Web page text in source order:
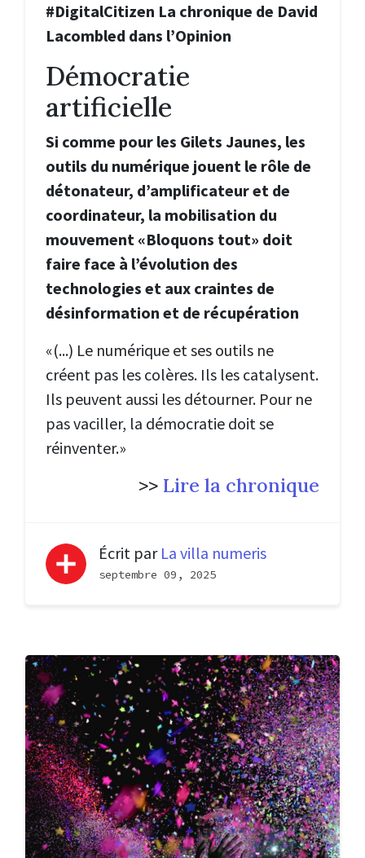
#DigitalCitizen La chronique de David
Lacombled dans l’Opinion
Démocratie
artificielle
Si comme pour les Gilets Jaunes, les
outils du numérique jouent le rôle de
détonateur, d’amplificateur et de
coordinateur, la mobilisation du
mouvement «Bloquons tout» doit
faire face à l’évolution des
technologies et aux craintes de
désinformation et de récupération
«(...) Le numérique et ses outils ne
créent pas les colères. Ils les catalysent.
Ils peuvent aussi les détourner. Pour ne
pas vaciller, la démocratie doit se
réinventer.»
>> Lire la chronique
Écrit par La villa numeris
septembre 09, 2025